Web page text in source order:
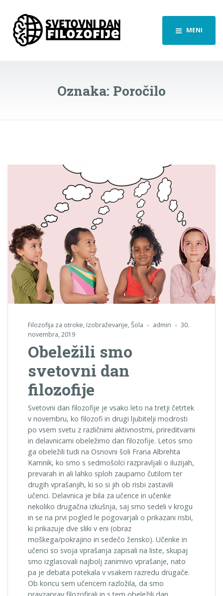
MENI
Oznaka: Poročilo
Filozofija za otroke, Izobraževanje,Šola admin
30.
novembra, 2019
Obeležili smo
svetovni dan
filozofije
Svetovni dan filozofije je vsako leto na tretji četrtek
v novembru, ko filozofi in drugi ljubitelji modrosti
po vsem svetu z različnimi aktivnostmi, prireditvami
in delavnicami obeležimo dan filozofije. Letos smo
ga obeležili tudi na Osnovni šoli Frana Albrehta
Kamnik, ko smo s sedmošolci razpravljali o iluzijah,
prevarah in ali lahko sploh zaupamo čutilom ter
drugih vprašanjih, ki so si jih ob risbi zastavili
učenci. Delavnica je bila za učence in učenke
nekoliko drugačna izkušnja, saj smo sedeli v krogu
in se na prvi pogled le pogovarjali o prikazani risbi,
ki prikazuje dve sliki v eni (obraz
moškega/pokrajino in sedečo žensko). Učenke in
učenci so svoja vprašanja zapisali na liste, skupaj
smo izglasovali najbolj zanimivo vprašanje, nato
pa je debata potekala v vsakem razredu drugače.
Ob koncu sem učencem razložila, da smo